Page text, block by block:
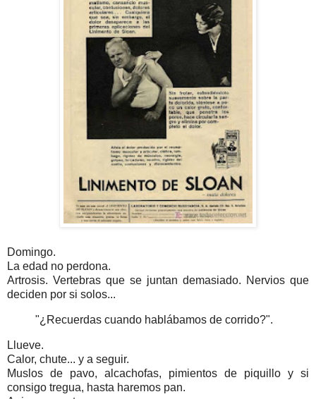
Domingo.
La edad no perdona.
Artrosis. Vertebras que se juntan demasiado. Nervios que
deciden por si solos...
"¿Recuerdas cuando hablábamos de corrido?".
Llueve.
Calor, chute... y a seguir.
Muslos de pavo, alcachofas, pimientos de piquillo y si
consigo tregua, hasta haremos pan.